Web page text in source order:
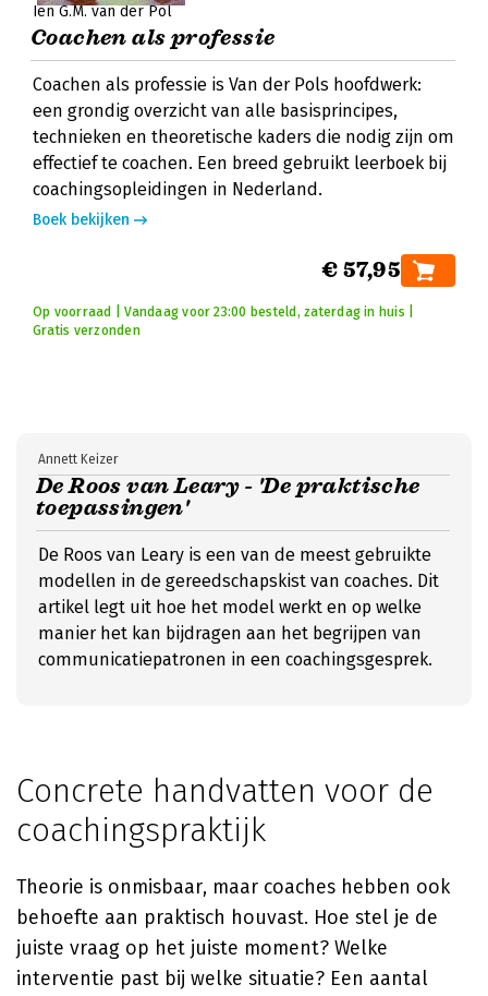
Ien G.M. van der Pol
Coachen als professie
Coachen als professie is Van der Pols hoofdwerk:
een grondig overzicht van alle basisprincipes,
technieken en theoretische kaders die nodig zijn om
effectief te coachen. Een breed gebruikt leerboek bij
coachingsopleidingen in Nederland.
Boek bekijken
€ 57,95
Op voorraad | Vandaag voor 23:00 besteld, zaterdag in huis |
Gratis verzonden
De Roos van Leary - 'De praktische
toepassingen'
Annett Keizer
De Roos van Leary is een van de meest gebruikte
modellen in de gereedschapskist van coaches. Dit
artikel legt uit hoe het model werkt en op welke
manier het kan bijdragen aan het begrijpen van
communicatiepatronen in een coachingsgesprek.
Concrete handvatten voor de
coachingspraktijk
Theorie is onmisbaar, maar coaches hebben ook
behoefte aan praktisch houvast. Hoe stel je de
juiste vraag op het juiste moment? Welke
interventie past bij welke situatie? Een aantal